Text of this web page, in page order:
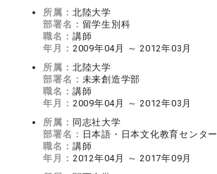
所属： 北陸大学
部署名： 留学生別科
職名： 講師
年月： 2009年04月 ～ 2012年03月
所属： 北陸大学
部署名： 未来創造学部
職名： 講師
年月： 2009年04月 ～ 2012年03月
所属： 同志社大学
部署名： 日本語・日本文化教育センター
職名： 講師
年月： 2012年04月 ～ 2017年09月